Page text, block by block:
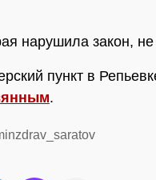
нарушила закон,
пункт в
.